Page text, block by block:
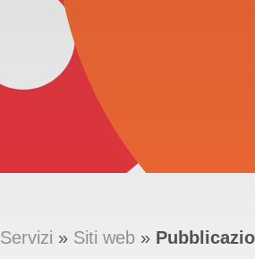
Servizi » Siti web »